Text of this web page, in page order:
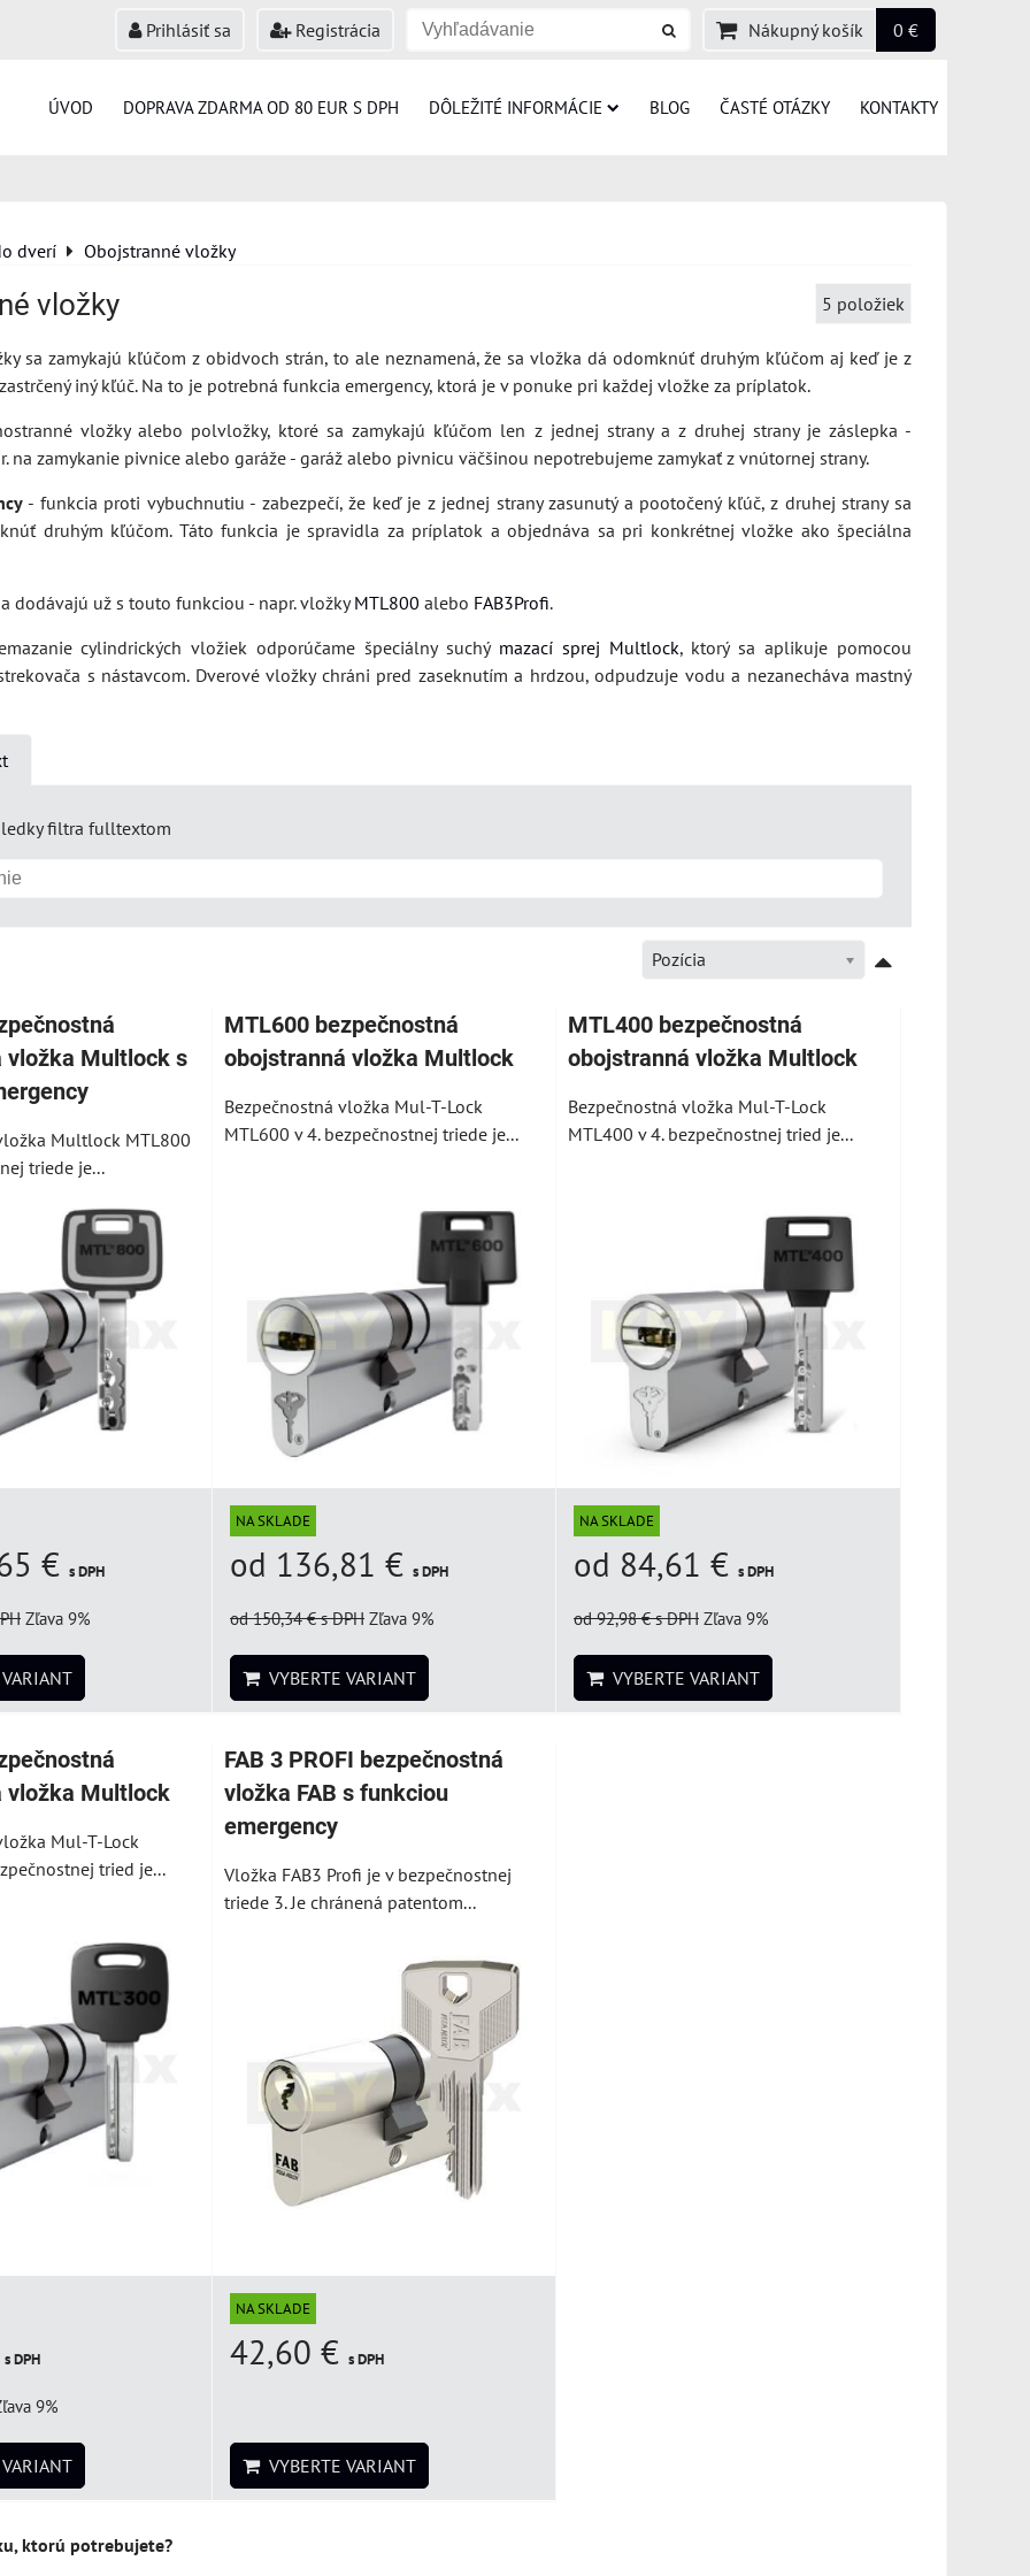
Prihlásiť sa Registrácia Nákupný košík 0 €
ÚVOD DOPRAVA ZDARMA OD 80 EUR S DPH DÔLEŽITÉ INFORMÁCIE BLOG ČASTÉ OTÁZKY KONTAKTY
dverí Obojstranné vložky
vložky 5 položiek
sa zamykajú kľúčom z obidvoch strán, to ale neznamená, že sa vložka dá odomknúť druhým kľúčom aj keď je z
iný kľúč. Na to je potrebná funkcia emergency, ktorá je v ponuke pri každej vložke za príplatok.
vložky alebo polvložky, ktoré sa zamykajú kľúčom len z jednej strany a z druhej strany je záslepka -
na zamykanie pivnice alebo garáže - garáž alebo pivnicu väčšinou nepotrebujeme zamykať z vnútornej strany.
- funkcia proti vybuchnutiu - zabezpečí, že keď je z jednej strany zasunutý a pootočený kľúč, z druhej strany sa
druhým kľúčom. Táto funkcia je spravidla za príplatok a objednáva sa pri konkrétnej vložke ako špeciálna
dodávajú už s touto funkciou - napr. vložkyMTL800 alebo FAB3Profi.
cylindrických vložiek odporúčame špeciálny suchý mazací sprej Multlock, ktorý sa aplikuje pomocou
s nástavcom. Dverové vložky chráni pred zaseknutím a hrdzou, odpudzuje vodu a nezanecháva mastný
filtra fulltextom
Pozícia
vložka Multlock s
Multlock MTL800
triede je...
€ s DPH
Zľava 9%
MTL600 bezpečnostná
obojstranná vložka Multlock
Bezpečnostná vložka Mul-T-Lock
MTL600 v 4. bezpečnostnej triede je...
NA SKLADE
od 136,81 € s DPH
od 150,34 €s DPH Zľava 9%
VYBERTE VARIANT
MTL400 bezpečnostná
obojstranná vložka Multlock
Bezpečnostná vložka Mul-T-Lock
MTL400 v 4. bezpečnostnej tried je...
NA SKLADE
od 84,61 €s DPH
od 92,98 €s DPH Zľava 9%
VYBERTE VARIANT
vložka Multlock
Mul-T-Lock
tried je...
s DPH
9%
FAB 3 PROFI bezpečnostná
vložka FAB s funkciou
emergency
Vložka FAB3 Profi je v bezpečnostnej
triede 3. Je chránená patentom...
NA SKLADE
42,60 € s DPH
VYBERTE VARIANT
ktorú potrebujete?
FAB 3 PROFI
bezpečnostná
polvložka FAB
Polvložka FAB3 Profi je v
bezpečnostnej triede 3. Je
chránená...
FAB 3 PROFI
bezpečnostná vložka
FAB s funkciou
emergency
Vložka FAB3 Profi je v
bezpečnostnej triede 3. Je
chránená patentom...
VYBERTE VARIANT
kľúč - tovar na mieru
Zjednotenie vložiek na
spoločný kľúč je cena
práce za nakódovanie...
zámkov FAB na
spoločný kľúč - tovar
na mieru
zámkov FAB na spoločný
kľúč je cena práce za...